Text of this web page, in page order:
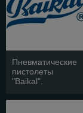
Пневматические
пистолеты
"Baikal".